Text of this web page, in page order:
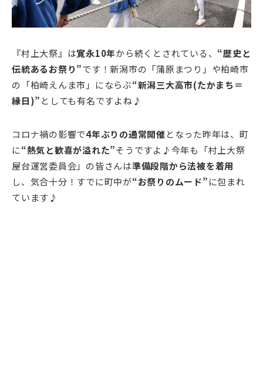
『村上大祭』は寛永10年から続くとされている、 “歴史と
伝統あるお祭り”です！新潟市の「蒲原まつり」や柏崎市
の「柏崎えんま市」にならぶ“新潟三大高市(たかまち＝
縁日)” としても有名ですよね♪
コロナ禍の影響で4年ぶりの通常開催となった昨年は、町
に“熱気と歓喜が溢れた”そうですよ♪今年も「村上大祭
屋台運営委員会」の皆さんは準備段階から法被を着用
し、気合十分！すでに町中が“お祭りのムード”に包まれ
ています♪